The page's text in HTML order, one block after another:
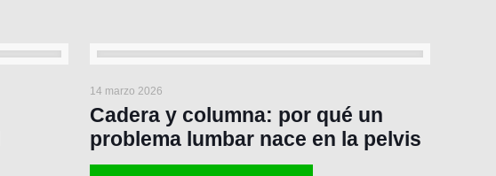
14 marzo 2026
Cadera y columna: por qué un
problema lumbar nace en la pelvis